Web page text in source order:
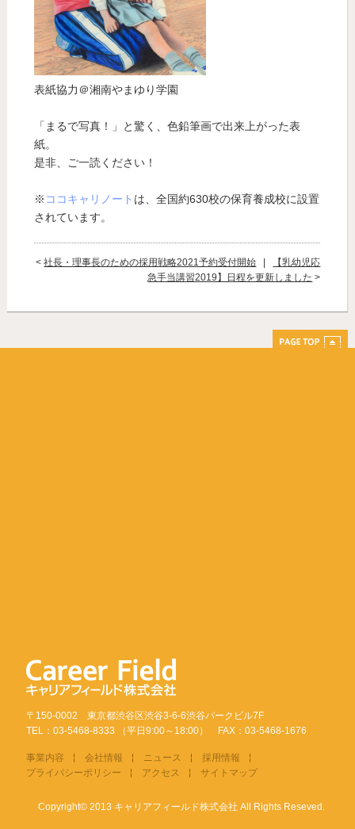
表紙協力＠湘南やまゆり学園
「まるで写真！」と驚く、色鉛筆画で出来上がった表
紙。
是非、ご一読ください！
※ ココキャリノート は、全国約630校の保育養成校に設置
されています。
<社長・理事長のための採用戦略2021予約受付開始 |
【乳幼児応
急手当講習2019】日程を更新しました >
〒150-0002 東京都渋谷区渋谷3-6-6渋谷パークビル7F
TEL：03-5468-8333 （平日9:00～18:00） FAX：03-5468-1676
事業内容 会社情報 ニュース
採用情報
プライバシーポリシー
アクセス サイトマップ
Copyright© 2013 キャリアフィールド株式会社 All Rights Reseved.